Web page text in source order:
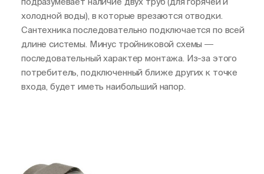
холодной воды), в которые врезаются отводки.
Сантехника последовательно подключается по всей
длине системы. Минус тройниковой схемы ―
последовательный характер монтажа. Из-за этого
потребитель, подключенный ближе других к точке
входа, будет иметь наибольший напор.